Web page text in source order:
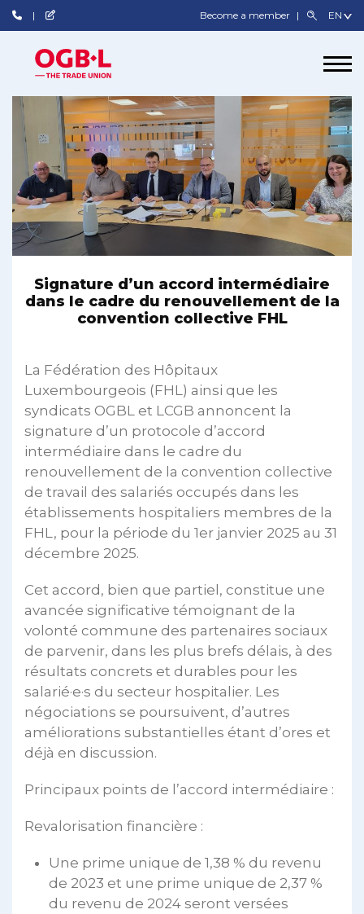
Become a member
Signature d’un accord intermédiaire
dans le cadre du renouvellement de la
convention collective FHL
La Fédération des Hôpitaux
Luxembourgeois (FHL) ainsi que les
syndicats OGBL et LCGB annoncent la
signature d’un protocole d’accord
intermédiaire dans le cadre du
renouvellement de la convention collective
de travail des salariés occupés dans les
établissements hospitaliers membres de la
FHL, pour la période du 1er janvier 2025 au 31
décembre 2025.
Cet accord, bien que partiel, constitue une
avancée significative témoignant de la
volonté commune des partenaires sociaux
de parvenir, dans les plus brefs délais, à des
résultats concrets et durables pour les
salarié·e·s du secteur hospitalier. Les
négociations se poursuivent, d’autres
améliorations substantielles étant d’ores et
déjà en discussion.
Principaux points de l’accord intermédiaire :
Revalorisation financière :
Une prime unique de 1,38 % du revenu
de 2023 et une prime unique de 2,37 %
du revenu de 2024 seront versées